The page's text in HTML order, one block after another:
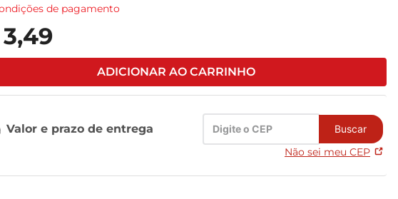
de pagamento
3,49
ADICIONAR AO CARRINHO
Valor e prazo de entrega Buscar
Não sei meu CEP